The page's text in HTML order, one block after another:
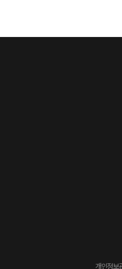
개인정보